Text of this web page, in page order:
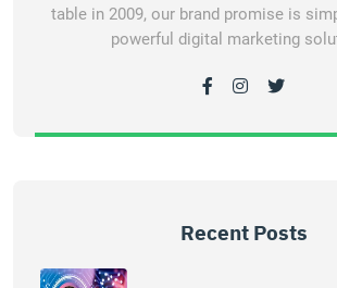
table in 2009, our brand promise is
powerful digital marketing
Recent Posts